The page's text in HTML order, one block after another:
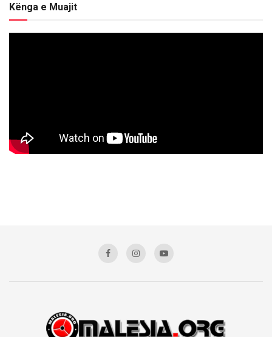
Kënga e Muajit